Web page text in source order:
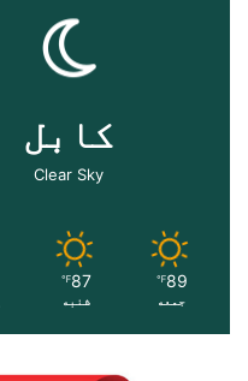
کابل
Clear Sky
89
℉
جمعه
87
℉
شنبه